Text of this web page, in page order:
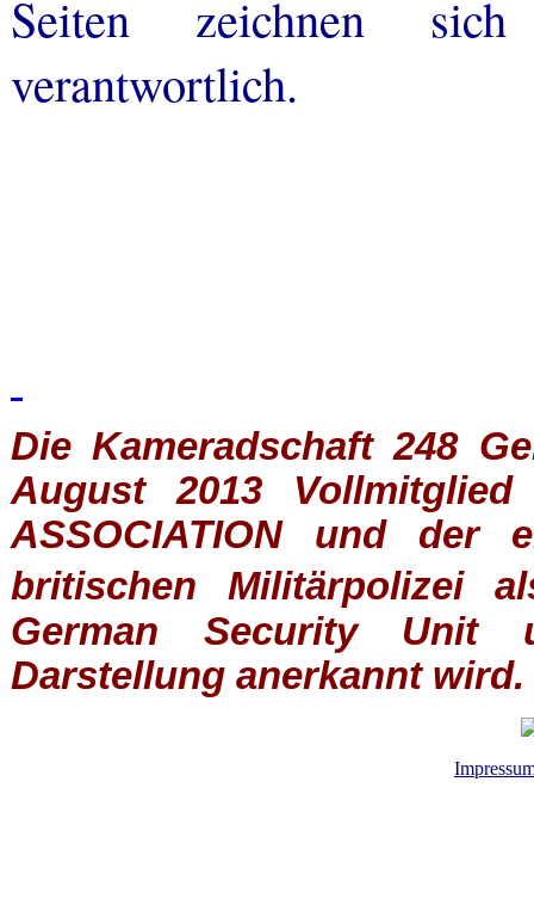
Seiten zeichnen
verantwortlich.
Die Kameradschaft 248
August 2013
ASSOCIATIONund der
britischen
Militärpolizei
German Security Unit
Darstellung anerkannt wird.